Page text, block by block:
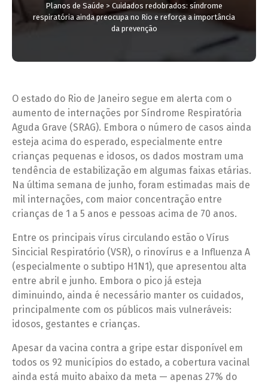
Planos de Saúde > Cuidados redobrados: síndrome
respiratória ainda preocupa no Rio e reforça a importância
da prevenção
O estado do Rio de Janeiro segue em alerta com o
aumento de internações por Síndrome Respiratória
Aguda Grave (SRAG). Embora o número de casos ainda
esteja acima do esperado, especialmente entre
crianças pequenas e idosos, os dados mostram uma
tendência de estabilização em algumas faixas etárias.
Na última semana de junho, foram estimadas mais de
mil internações, com maior concentração entre
crianças de 1 a 5 anos e pessoas acima de 70 anos.
Entre os principais vírus circulando estão o Vírus
Sincicial Respiratório (VSR), o rinovírus e a Influenza A
(especialmente o subtipo H1N1), que apresentou alta
entre abril e junho. Embora o pico já esteja
diminuindo, ainda é necessário manter os cuidados,
principalmente com os públicos mais vulneráveis:
idosos, gestantes e crianças.
Apesar da vacina contra a gripe estar disponível em
todos os 92 municípios do estado, a cobertura vacinal
ainda está muito abaixo da meta — apenas 27% do